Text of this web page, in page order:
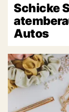
Schicke
Autos